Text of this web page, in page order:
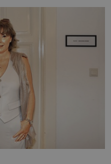
po studiích jsem